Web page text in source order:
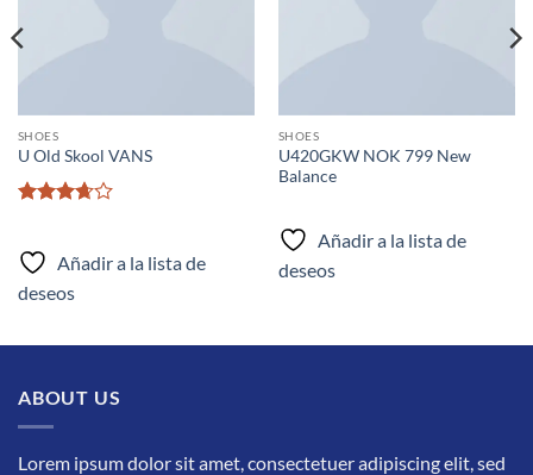
SHOES
U Old Skool VANS
de 5
Añadir a la lista de
deseos
SHOES
U420GKW NOK 799 New
Balance
Añadir a la lista de
deseos
ABOUT US
Lorem ipsum dolor sit amet, consectetuer adipiscing elit, sed